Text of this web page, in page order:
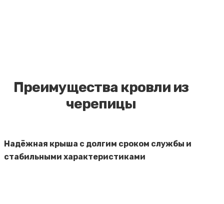
Преимущества кровли из
черепицы
Надёжная крыша с долгим сроком службы и
стабильными характеристиками